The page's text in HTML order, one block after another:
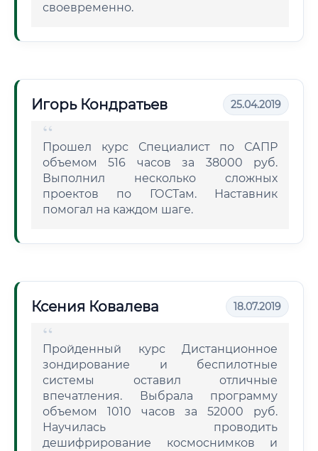
своевременно.
Игорь Кондратьев 25.04.2019
Прошел курс Специалист по САПР
объемом 516 часов за 38000 руб.
Выполнил несколько сложных
проектов по ГОСТам. Наставник
помогал на каждом шаге.
Ксения Ковалева 18.07.2019
Пройденный курс Дистанционное
зондирование и беспилотные
системы оставил отличные
впечатления. Выбрала программу
объемом 1010 часов за 52000 руб.
Научилась проводить
дешифрирование космоснимков и